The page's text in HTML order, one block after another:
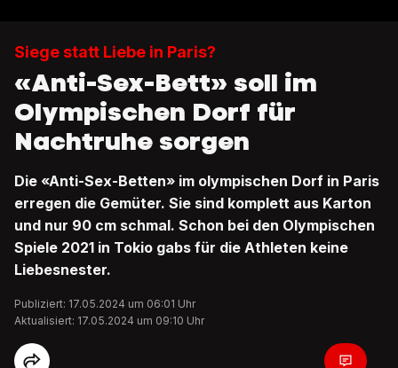
Siege statt Liebe in Paris?
«Anti-Sex-Bett» soll im
Olympischen Dorf für
Nachtruhe sorgen
Die «Anti-Sex-Betten» im olympischen Dorf in Paris
erregen die Gemüter. Sie sind komplett aus Karton
und nur 90 cm schmal. Schon bei den Olympischen
Spiele 2021 in Tokio gabs für die Athleten keine
Liebesnester.
Publiziert: 17.05.2024 um 06:01 Uhr
Aktualisiert: 17.05.2024 um 09:10 Uhr